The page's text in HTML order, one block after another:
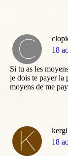
dit
18
Si tu as les
je dois te payer la
moyens de me
dit
18